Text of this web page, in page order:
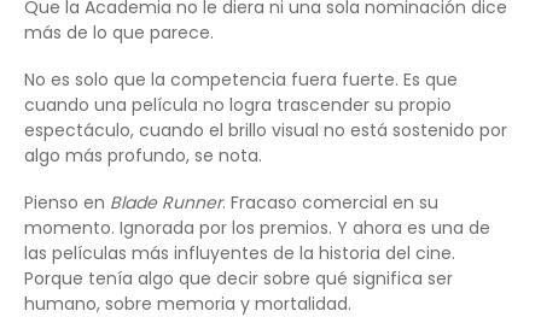
Que la Academia no le diera ni una sola nominación dice
más de lo que parece.
No es solo que la competencia fuera fuerte. Es que
cuando una película no logra trascender su propio
espectáculo, cuando el brillo visual no está sostenido por
algo más profundo, se nota.
Pienso en Blade Runner. Fracaso comercial en su
momento. Ignorada por los premios. Y ahora es una de
las películas más influyentes de la historia del cine.
Porque tenía algo que decir sobre qué significa ser
humano, sobre memoria y mortalidad.